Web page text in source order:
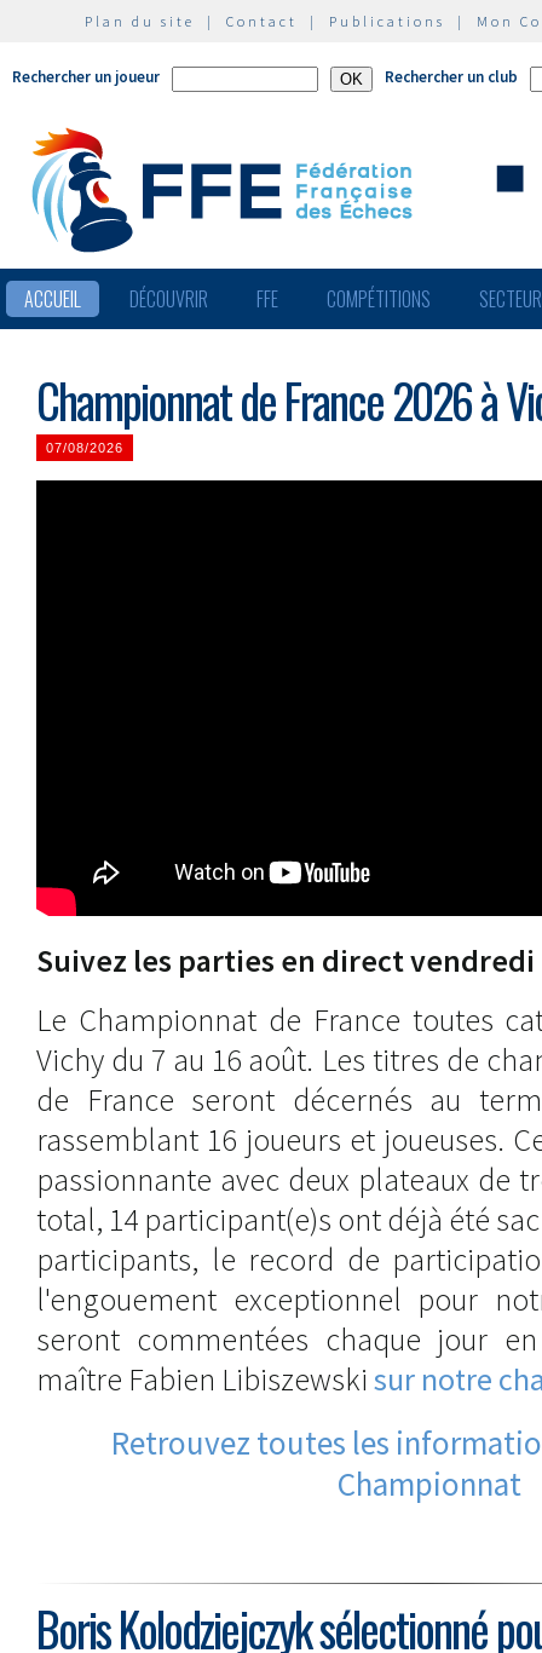
Plan du site | Contact | Publications | Mon
Rechercher un joueur Rechercher un club
ACCUEIL DÉCOUVRIR FFE COMPÉTITIONS
Championnat de France 2026 à
07/08/2026
Suivez les parties en direct
Le Championnat de France toutes
Vichy du 7 au 16 août. Les titres de
de France seront décernés au
rassemblant 16 joueurs et joueuses.
passionnante avec deux plateaux de
total, 14 participant(e)s ont déjà été
participants, le record de
l'engouement exceptionnel pour
seront commentées chaque jour
maître Fabien Libiszewski sur notre
Retrouvez toutes les
Championnat
Boris Kolodziejczyk sélectionné